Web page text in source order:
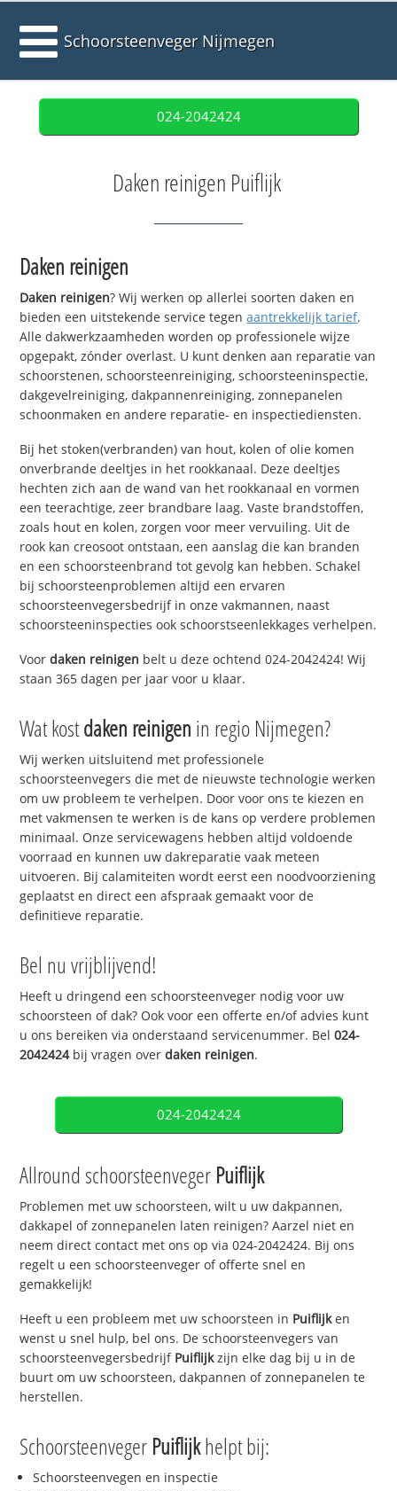
Schoorsteenveger Nijmegen
024-2042424
Daken reinigen Puiflijk
Daken reinigen
Daken reinigen? Wij werken op allerlei soorten daken en
bieden een uitstekende service tegenaantrekkelijk tarief.
Alle dakwerkzaamheden worden op professionele wijze
opgepakt, zónder overlast. U kunt denken aan reparatie van
schoorstenen, schoorsteenreiniging, schoorsteeninspectie,
dakgevelreiniging, dakpannenreiniging, zonnepanelen
schoonmaken en andere reparatie- en inspectiediensten.
Bij het stoken(verbranden) van hout, kolen of olie komen
onverbrande deeltjes in het rookkanaal. Deze deeltjes
hechten zich aan de wand van het rookkanaal en vormen
een teerachtige, zeer brandbare laag. Vaste brandstoffen,
zoals hout en kolen, zorgen voor meer vervuiling. Uit de
rook kan creosoot ontstaan, een aanslag die kan branden
en een schoorsteenbrand tot gevolg kan hebben. Schakel
bij schoorsteenproblemen altijd een ervaren
schoorsteenvegersbedrijf in onze vakmannen, naast
schoorsteeninspecties ook schoorstseenlekkages verhelpen.
Voordaken reinigen belt u deze ochtend 024-2042424! Wij
staan 365 dagen per jaar voor u klaar.
Wat kostdaken reinigen in regio Nijmegen?
Wij werken uitsluitend met professionele
schoorsteenvegers die met de nieuwste technologie werken
om uw probleem te verhelpen. Door voor ons te kiezen en
met vakmensen te werken is de kans op verdere problemen
minimaal. Onze servicewagens hebben altijd voldoende
voorraad en kunnen uw dakreparatie vaak meteen
uitvoeren. Bij calamiteiten wordt eerst een noodvoorziening
geplaatst en direct een afspraak gemaakt voor de
definitieve reparatie.
Bel nu vrijblijvend!
Heeft u dringend een schoorsteenveger nodig voor uw
schoorsteen of dak? Ook voor een offerte en/of advies kunt
u ons bereiken via onderstaand servicenummer. Bel024-
2042424bij vragen overdaken reinigen.
024-2042424
Allround schoorsteenveger Puiflijk
Problemen met uw schoorsteen, wilt u uw dakpannen,
dakkapel of zonnepanelen laten reinigen? Aarzel niet en
neem direct contact met ons op via 024-2042424. Bij ons
regelt u een schoorsteenveger of offerte snel en
gemakkelijk!
Heeft u een probleem met uw schoorsteen in Puiflijken
wenst u snel hulp, bel ons. De schoorsteenvegers van
schoorsteenvegersbedrijf Puiflijkzijn elke dag bij u in de
buurt om uw schoorsteen, dakpannen of zonnepanelen te
herstellen.
Schoorsteenveger Puiflijkhelpt bij:
Schoorsteenvegen en inspectie